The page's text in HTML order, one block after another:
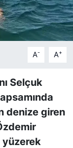
A- A+
Selçuk
denize giren
yüzerek